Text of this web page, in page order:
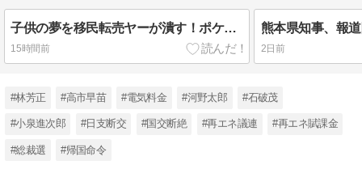
子供の夢を移民転売ヤーが潰す！ポケカ抽選を外国人が行列を占拠し埋め尽くす！日本の子供たちは泣いて帰るだけ！支那人がバイクを無賃駐車「日本語ワカラナイ」警察官を舐めまくる！91歳殺害のベトナム人も不法移民
15時間前 2日前
#林芳正 #高市早苗 #電気料金 #河野太郎 #石破茂
#小泉進次郎 #日支断交 #国交断絶 #再エネ議連 #再エネ賦課金
#総裁選 #帰国命令